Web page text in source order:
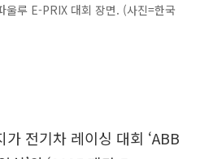
루 E-PRIX 대회 장면. (사진=한국
전기차 레이싱 대회 ‘ABB